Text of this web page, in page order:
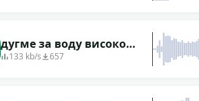
дугме за воду високо
меко
133 kb/s 657